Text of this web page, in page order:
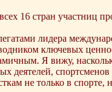
16 стран участниц
лидера
ключевых
Я вижу,
деятелей,
не только в